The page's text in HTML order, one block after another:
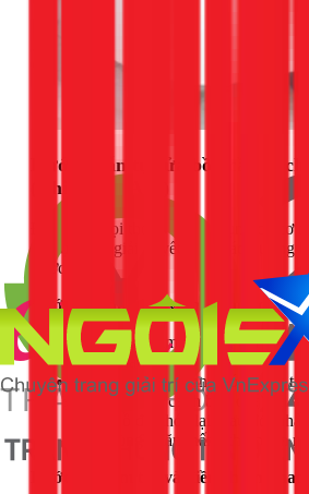
Hướng dẫn tự sửa bồn cầu bị
(Chi tiết từ A-Z)
Đừng vội gọi thợ! Với các dụng cụ cơ
thể tự mình giải quyết 80% các trường
bước sau:
Bước 1: Chuẩn bị và ngắt nước
Dụng cụ:
Kìm, mỏ lết, tua vít,
hoặc khăn khô.
Thao tác:Tìm van khóa nước
sau hoặc bên cạnh bồn cầu) và
đồng hồ để khóa lại. Sau đó,
két. Dùng khăn thấm khô phần
Bước 2: Kiểm tra và điều chỉnh